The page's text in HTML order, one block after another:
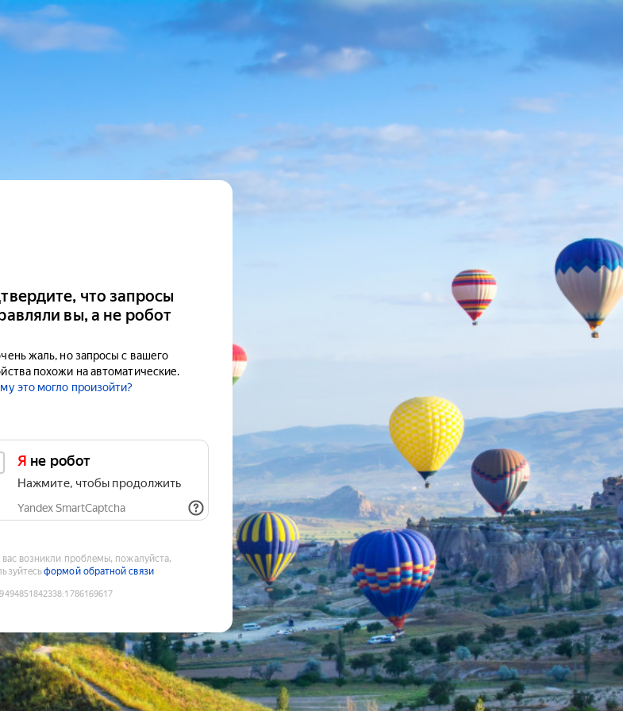
что запросы
вы, а не робот
жаль, но запросы с вашего
похожи на автоматические.
это могло произойти?
Я не робот
Нажмите, чтобы продолжить
Yandex SmartCaptcha
вас возникли проблемы, пожалуйста,
формой обратной связи
:1786169617